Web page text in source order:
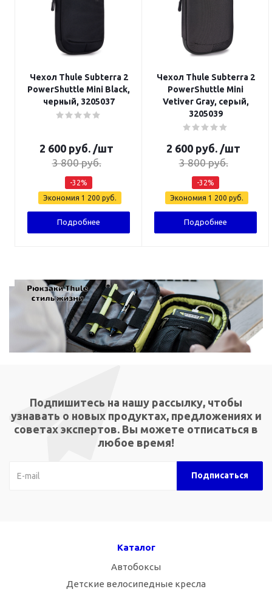
Чехол Thule Subterra 2
PowerShuttle Mini Black,
черный, 3205037
2 600 руб. /шт
3 800руб.
-32%
Экономия 1 200 руб.
Подробнее
Чехол Thule Subterra 2
PowerShuttle Mini
Vetiver Gray, серый,
3205039
2 600 руб. /шт
3 800руб.
-32%
Экономия 1 200 руб.
Подробнее
Подпишитесь на нашу рассылку, чтобы
узнавать о новых продуктах, предложениях и
советах экспертов. Вы можете отписаться в
любое время!
Каталог
Автобоксы
Детские велосипедные кресла